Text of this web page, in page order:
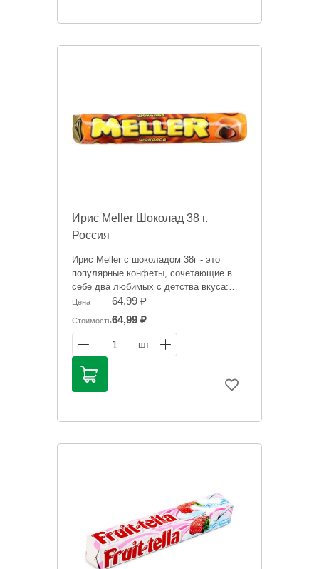
Ирис Meller Шоколад 38 г.
Россия
Ирис Meller с шоколадом 38г - это
популярные конфеты, сочетающие в
себе два любимых с детства вкуса:
ириски и шоколада. Тягучая ириска на
основе сгущенного молока и ароматная
шоколадная начинка.
Информация на сайте о товарах носит
справочный характер и не является
публичной офертой. Цена может
меняться.
Цена 64,99 ₽
Стоимость64,99 ₽
1 шт